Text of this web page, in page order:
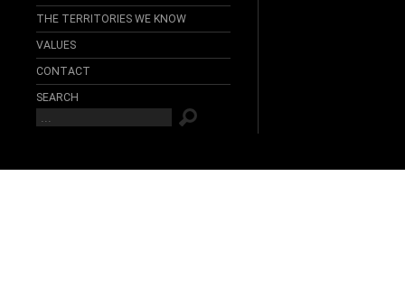
THE TERRITORIES WE KNOW
VALUES
CONTACT
SEARCH